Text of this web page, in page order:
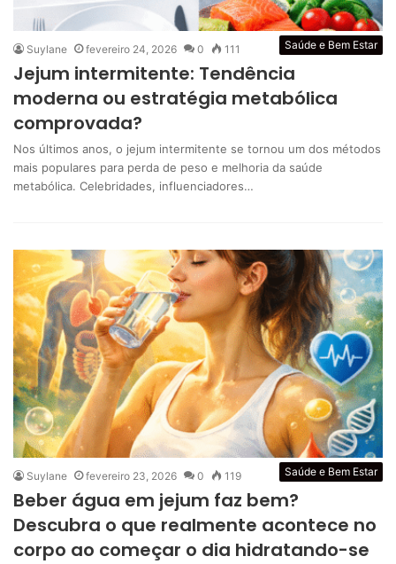
Saúde e Bem Estar
Suylane fevereiro 24, 2026 0 111
Jejum intermitente: Tendência
moderna ou estratégia metabólica
comprovada?
Nos últimos anos, o jejum intermitente se tornou um dos métodos
mais populares para perda de peso e melhoria da saúde
metabólica. Celebridades, influenciadores…
Saúde e Bem Estar
Suylane fevereiro 23, 2026 0 119
Beber água em jejum faz bem?
Descubra o que realmente acontece no
corpo ao começar o dia hidratando-se